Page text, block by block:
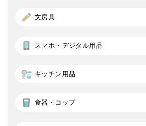
文房具
スマホ・デジタル用品
キッチン用品
食器・コップ